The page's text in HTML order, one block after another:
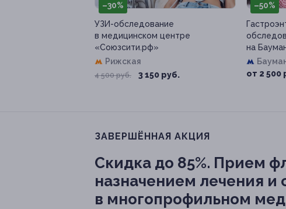
–30%
УЗИ-обследование
в медицинском центре
«Союзсити.рф»
Рижская
4 500 руб. 3 150 руб.
–50%
на
от 2 500
ЗАВЕРШЁННАЯ АКЦИЯ
Скидка до 85%. Прием
назначением лечения и
в многопрофильном